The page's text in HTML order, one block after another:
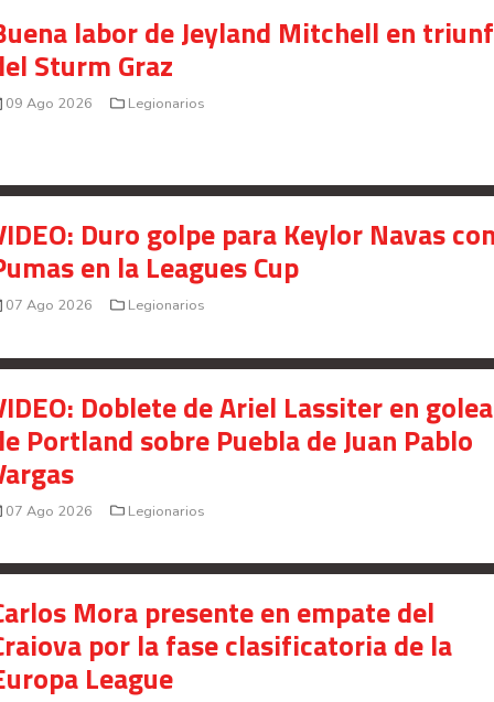
Your Add Here !!
Señal en vivo:
Radio Actual107.1FM
labor de Jeyland Mitchell en
Sturm Graz
09 Ago 2026 Legionarios
Duro golpe para Keylor Navas
en la Leagues Cup
07 Ago 2026 Legionarios
Doblete de Ariel Lassiter en
Portland sobre Puebla de Juan Pablo
07 Ago 2026 Legionarios
Mora presente en empate del
por la fase clasificatoria de la
League